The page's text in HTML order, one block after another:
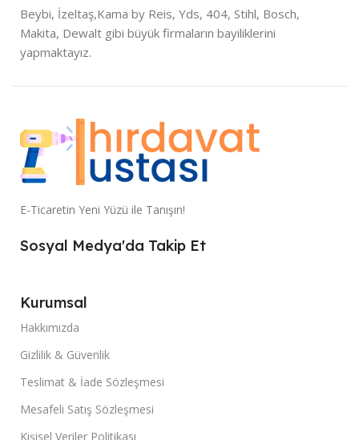
Beybi, İzeltaş,Kama by Reis, Yds, 404, Stihl, Bosch,
Makita, Dewalt gibi büyük firmaların bayiliklerini
yapmaktayız.
E-Ticaretin Yeni Yüzü ile Tanışın!
Sosyal Medya'da Takip Et
Kurumsal
Hakkımızda
Gizlilik & Güvenlik
Teslimat & İade Sözleşmesi
Mesafeli Satış Sözleşmesi
Kişisel Veriler Politikası